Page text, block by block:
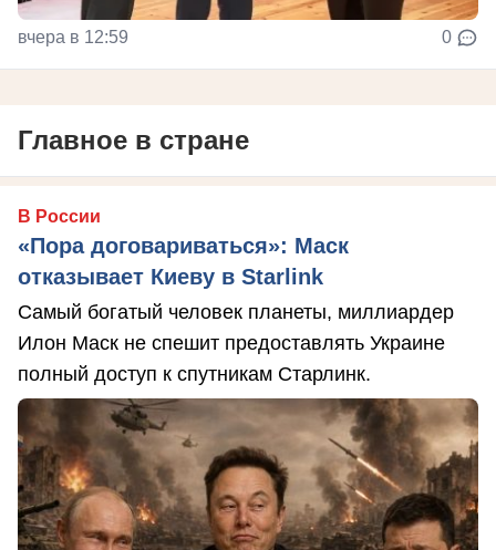
вчера в 12:59 0
Главное в стране
В России
«Пора договариваться»: Маск
отказывает Киеву в Starlink
Самый богатый человек планеты, миллиардер
Илон Маск не спешит предоставлять Украине
полный доступ к спутникам Старлинк.